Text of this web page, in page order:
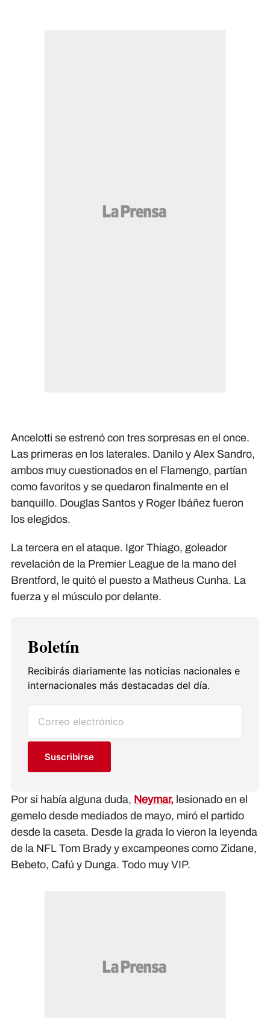
Ancelotti se estrenó con tres sorpresas en el once.
Las primeras en los laterales. Danilo y Alex Sandro,
ambos muy cuestionados en el Flamengo, partían
como favoritos y se quedaron finalmente en el
banquillo. Douglas Santos y Roger Ibáñez fueron
los elegidos.
La tercera en el ataque. Igor Thiago, goleador
revelación de la Premier League de la mano del
Brentford, le quitó el puesto a Matheus Cunha. La
fuerza y el músculo por delante.
Boletín
Recibirás diariamente las noticias nacionales e
internacionales más destacadas del día.
Suscribirse
Por si había alguna duda, Neymar, lesionado en el
gemelo desde mediados de mayo, miró el partido
desde la caseta. Desde la grada lo vieron la leyenda
de la NFL Tom Brady y excampeones como Zidane,
Bebeto, Cafú y Dunga. Todo muy VIP.